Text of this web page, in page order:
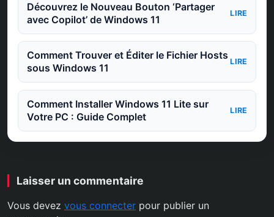
Découvrez le Nouveau Bouton ‘Partager
avec Copilot’ de Windows 11
LIRE
Comment Trouver et Éditer le Fichier Hosts
sous Windows 11
LIRE
Comment Installer Windows 11 Lite sur
Votre PC : Guide Complet
LIRE
Laisser un commentaire
Vous devez vous connecter pour publier un